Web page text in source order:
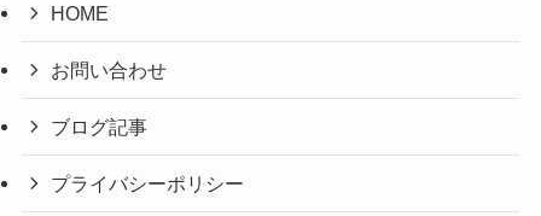
HOME
お問い合わせ
ブログ記事
プライバシーポリシー